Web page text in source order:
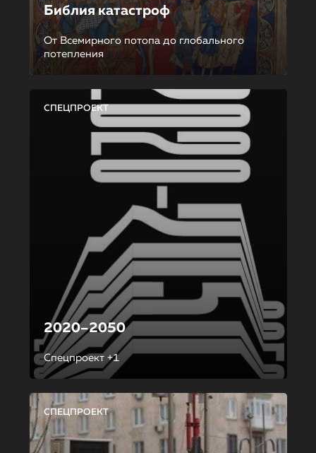
Библия катастроф
От Всемирного потопа до глобального
потепления
СПЕЦПРОЕКТ
2020–2050
Спецпроект +1
СПЕЦПРОЕКТ